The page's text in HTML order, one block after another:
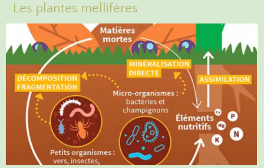
Les plantes mellifères